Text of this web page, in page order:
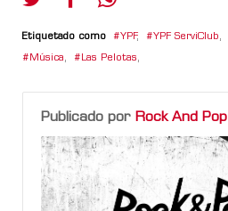
Etiquetado como YPF, YPF ServiClub,
Música, Las Pelotas,
Publicado por Rock And Pop